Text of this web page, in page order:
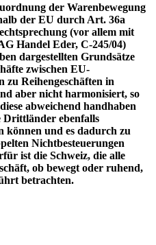
der Warenbewegung
der EU durch Art. 36a
(vor allem mit
Handel Eder, C-245/04)
dargestellten Grundsätze
zwischen EU-
zu Reihengeschäften in
aber nicht harmonisiert, so
abweichend handhaben
Drittländer ebenfalls
können und es dadurch zu
Nichtbesteuerungen
ist die Schweiz, die alle
ob bewegt oder ruhend,
betrachten.